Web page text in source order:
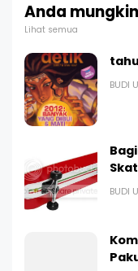
Anda
Lihat semua
BUDI
BUDI